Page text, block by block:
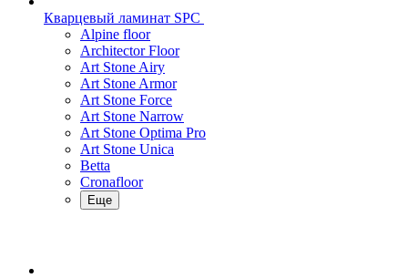
Кварцевый ламинат SPC
Alpine floor
Architector Floor
Art Stone Airy
Art Stone Armor
Art Stone Force
Art Stone Narrow
Art Stone Optima Pro
Art Stone Unica
Betta
Cronafloor
Еще